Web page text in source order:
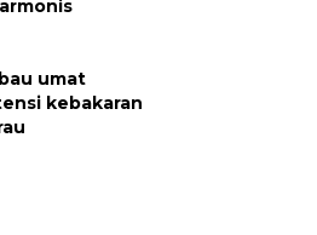
umat
kebakaran